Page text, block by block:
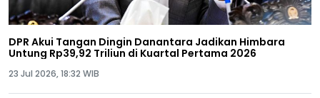
DPR Akui Tangan Dingin Danantara Jadikan Himbara
Untung Rp39,92 Triliun di Kuartal Pertama 2026
23 Jul 2026, 18:32 WIB